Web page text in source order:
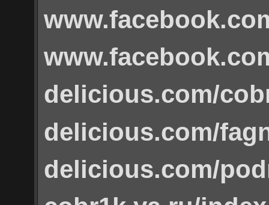
delicious.com/
delicious.com/
delicious.com/